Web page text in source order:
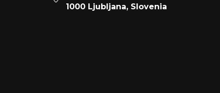
1000 Ljubljana, Slovenia